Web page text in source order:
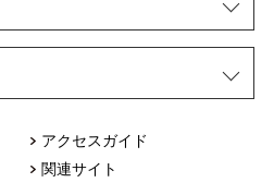
アクセスガイド
関連サイト